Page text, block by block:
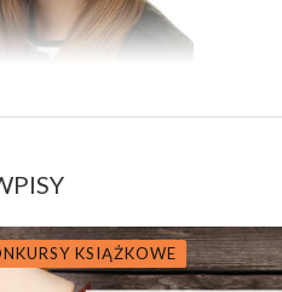
KSIĄŻKOWE